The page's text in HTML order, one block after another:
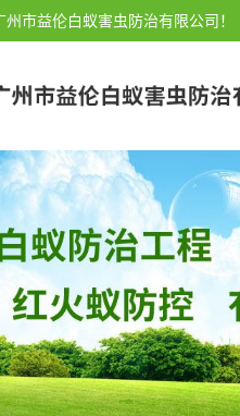
州市益伦白蚁害虫防治有限公司！